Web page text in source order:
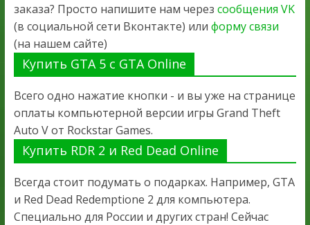
заказа? Просто напишите нам через сообщения VK
(в социальной сети Вконтакте) или форму связи
(на нашем сайте)
Купить GTA 5 с GTA Online
Всего одно нажатие кнопки - и вы уже на странице
оплаты компьютерной версии игры Grand Theft
Auto V от Rockstar Games.
Купить RDR 2 и Red Dead Online
Всегда стоит подумать о подарках. Например, GTA
и Red Dead Redemptione 2 для компьютера.
Специально для России и других стран! Сейчас